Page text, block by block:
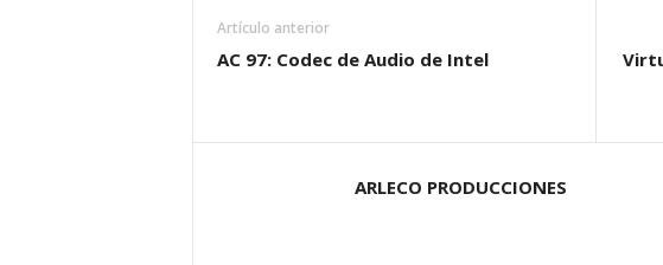
Artículo anterior
AC 97: Codec de Audio de Intel
ARLECO PRODUCCIONES